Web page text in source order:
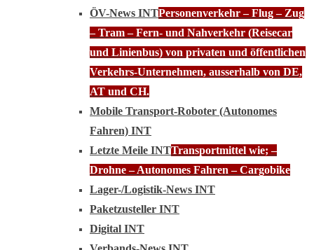
ÖV-News INTPersonenverkehr – Flug – Zug
– Tram – Fern- und Nahverkehr (Reisecar
und Linienbus) von privaten und öffentlichen
Verkehrs-Unternehmen, ausserhalb von DE,
AT und CH.
Mobile Transport-Roboter (Autonomes
Fahren) INT
Letzte Meile INTTransportmittel wie; –
Drohne – Autonomes Fahren – Cargobike
Lager-/Logistik-News INT
Paketzusteller INT
Digital INT